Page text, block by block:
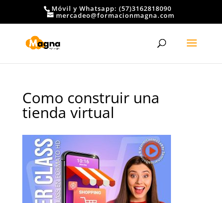
Móvil y Whatsapp: (57)3162818090
mercadeo@formacionmagna.com
Como construir una
tienda virtual